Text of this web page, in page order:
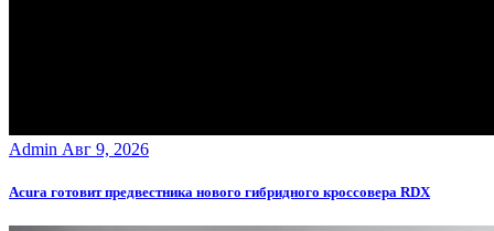
Admin Авг 9, 2026
Acura готовит предвестника нового гибридного кроссовера RDX